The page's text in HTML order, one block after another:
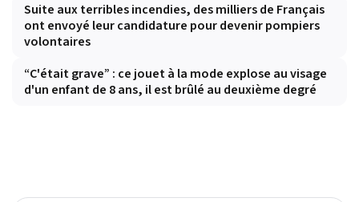
Suite aux terribles incendies, des milliers de Français
ont envoyé leur candidature pour devenir pompiers
volontaires
“C'était grave” : ce jouet à la mode explose au visage
d'un enfant de 8 ans, il est brûlé au deuxième degré